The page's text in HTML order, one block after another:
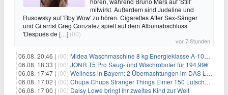
mitwirkt. Außerdem sind Judeline und
Rusowsky auf 'Bby Wow' zu hören. Cigarettes After Sex-Sänger
und Gitarrist Greg Gonzalez spielt auf dem Albumabschluss
'Después de […] (00)
vor 7 Stunden
06.08. 20:46 | (00) Midea Waschmaschine 8 kg Energieklasse A-10% 1400 U/Min für 289,97€
06.08. 18:33 | (00) JONR T5 Pro Saug- und Wischroboter für 194,99€
06.08. 17:47 | (00) Wellness in Bayern: 2 Übernachtungen im DAS LUDWIG Sports Resort inkl. HP + Wellness ab 174€ p.P.
06.08. 17:02 | (00) Chupa Chups Stranger Things Eimer 150 Lutscher für 21,95€
06.08. 17:00 | (00) Daisy Lowe bringt ihr zweites Kind zur Welt